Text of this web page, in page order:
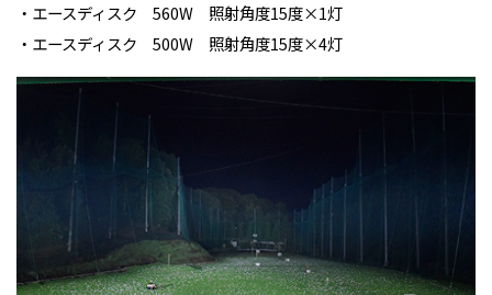
・エースディスク 560W 照射角度15度×1灯
・エースディスク 500W 照射角度15度×4灯